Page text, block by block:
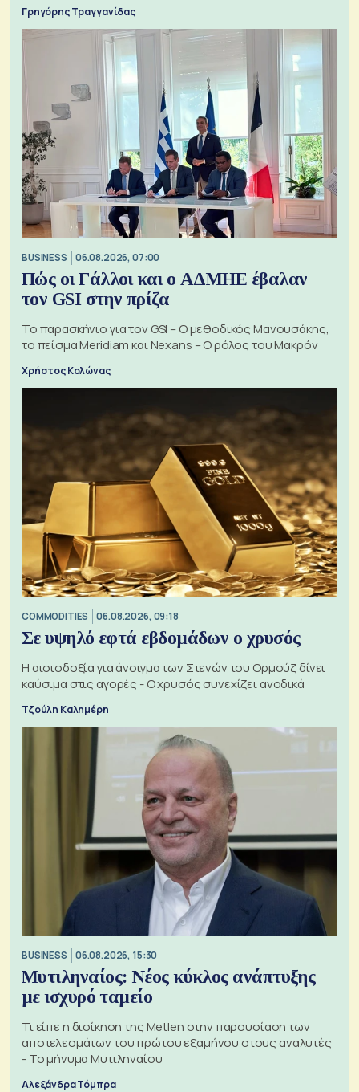
Γρηγόρης Τραγγανίδας
BUSINESS 06.08.2026, 07:00
Πώς οι Γάλλοι και ο ΑΔΜΗΕ έβαλαν
τον GSI στην πρίζα
Το παρασκήνιο για τον GSI – Ο μεθοδικός Μανουσάκης,
το πείσμα Meridiam και Nexans – Ο ρόλος του Μακρόν
Χρήστος Κολώνας
COMMODITIES 06.08.2026, 09:18
Σε υψηλό εφτά εβδομάδων ο χρυσός
Η αισιοδοξία για άνοιγμα των Στενών του Ορμούζ δίνει
καύσιμα στις αγορές - Ο χρυσός συνεχίζει ανοδικά
Τζούλη Καλημέρη
BUSINESS 06.08.2026, 15:30
Μυτιληναίος: Νέος κύκλος ανάπτυξης
με ισχυρό ταμείο
Τι είπε η διοίκηση της Metlen στην παρουσίαση των
αποτελεσμάτων του πρώτου εξαμήνου στους αναλυτές
- Το μήνυμα Μυτιληναίου
Αλεξάνδρα Τόμπρα